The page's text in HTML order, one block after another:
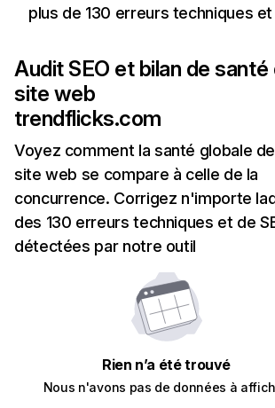
plus de 130 erreurs techniques et
Audit SEO et bilan de santé
site web
trendflicks.com
Voyez comment la santé globale
site web se compare à celle de la
concurrence. Corrigez n'importe
des 130 erreurs techniques et de
détectées par notre outil
Rien n’a été trouvé
Nous n'avons pas de données à